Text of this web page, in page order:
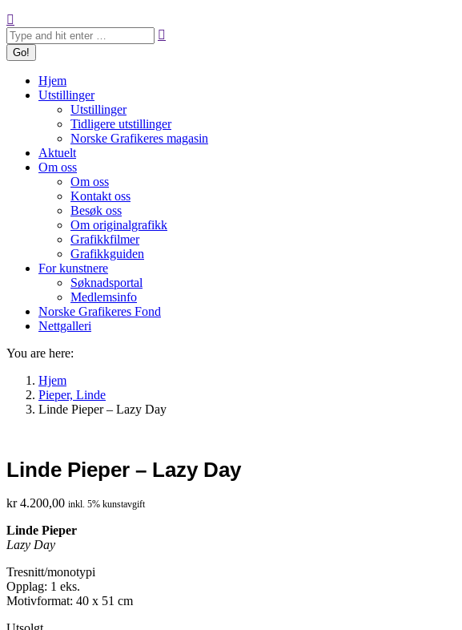
Search:
Hjem
Utstillinger
Utstillinger
Tidligere utstillinger
Norske Grafikeres magasin
Aktuelt
Om oss
Om oss
Kontakt oss
Besøk oss
Om originalgrafikk
Grafikkfilmer
Grafikkguiden
For kunstnere
Søknadsportal
Medlemsinfo
Norske Grafikeres Fond
Nettgalleri
You are here:
Hjem
Pieper, Linde
Linde Pieper – Lazy Day
Linde Pieper – Lazy Day
kr4.200,00 inkl. 5% kunstavgift
Linde Pieper
Lazy Day
Tresnitt/monotypi
Opplag: 1 eks.
Motivformat: 40 x 51 cm